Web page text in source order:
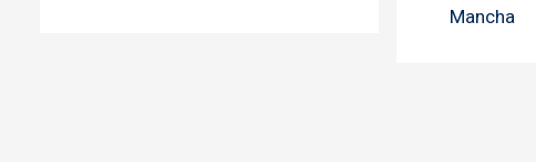
Mancha